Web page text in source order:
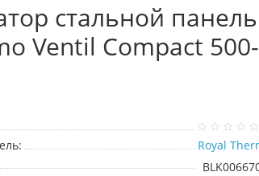
стальной
Ventil Compact
Royal